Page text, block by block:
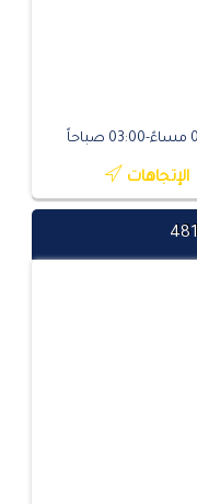
الإتجاهات